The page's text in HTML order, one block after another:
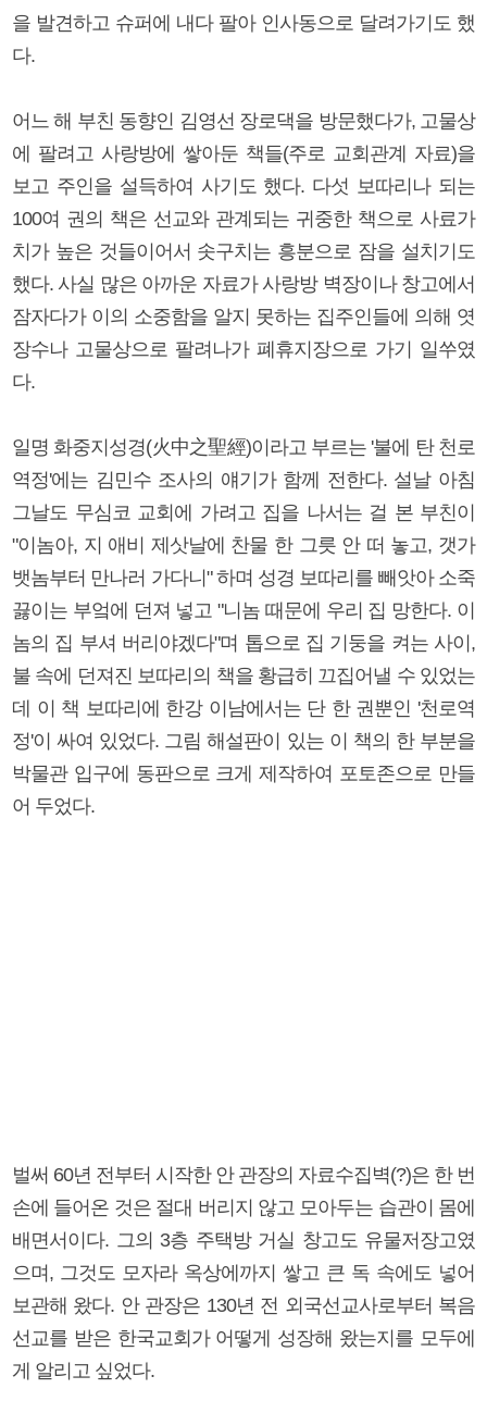
을 발견하고 슈퍼에 내다 팔아 인사동으로 달려가기도 했
다.
어느 해 부친 동향인 김영선 장로댁을 방문했다가, 고물상
에 팔려고 사랑방에 쌓아둔 책들(주로 교회관계 자료)을
보고 주인을 설득하여 사기도 했다. 다섯 보따리나 되는
100여 권의 책은 선교와 관계되는 귀중한 책으로 사료가
치가 높은 것들이어서 솟구치는 흥분으로 잠을 설치기도
했다. 사실 많은 아까운 자료가 사랑방 벽장이나 창고에서
잠자다가 이의 소중함을 알지 못하는 집주인들에 의해 엿
장수나 고물상으로 팔려나가 폐휴지장으로 가기 일쑤였
다.
일명 화중지성경(火中之聖經)이라고 부르는 '불에 탄 천로
역정'에는 김민수 조사의 얘기가 함께 전한다. 설날 아침
그날도 무심코 교회에 가려고 집을 나서는 걸 본 부친이
"이놈아, 지 애비 제삿날에 찬물 한 그릇 안 떠 놓고, 갯가
뱃놈부터 만나러 가다니" 하며 성경 보따리를 빼앗아 소죽
끓이는 부엌에 던져 넣고 "니놈 때문에 우리 집 망한다. 이
놈의 집 부셔 버리야겠다"며 톱으로 집 기둥을 켜는 사이,
불 속에 던져진 보따리의 책을 황급히 끄집어낼 수 있었는
데 이 책 보따리에 한강 이남에서는 단 한 권뿐인 '천로역
정'이 싸여 있었다. 그림 해설판이 있는 이 책의 한 부분을
박물관 입구에 동판으로 크게 제작하여 포토존으로 만들
어 두었다.
벌써 60년 전부터 시작한 안 관장의 자료수집벽(?)은 한 번
손에 들어온 것은 절대 버리지 않고 모아두는 습관이 몸에
배면서이다. 그의 3층 주택방 거실 창고도 유물저장고였
으며, 그것도 모자라 옥상에까지 쌓고 큰 독 속에도 넣어
보관해 왔다. 안 관장은 130년 전 외국선교사로부터 복음
선교를 받은 한국교회가 어떻게 성장해 왔는지를 모두에
게 알리고 싶었다.